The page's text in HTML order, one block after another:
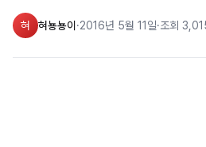
혀 혀뇽뇽이 ·2016년 5월 11일·조회